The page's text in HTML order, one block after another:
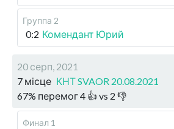
Группа 2
0:2 Комендант Юрий
20 серп, 2021
7 місце КНТ SVAOR 20.08.2021
67% перемог4 👍 vs 2 👎
Финал 1